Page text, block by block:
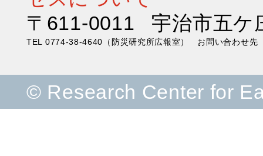
〒611-0011 宇治市五ケ
TEL 0774-38-4640（防災研究所広報室） お問い合わせ先
© Research Center for